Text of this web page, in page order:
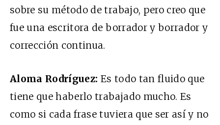
sobre su método de trabajo, pero creo que
fue una escritora de borrador y borrador y
corrección continua.
Aloma Rodríguez: Es todo tan fluido que
tiene que haberlo trabajado mucho. Es
como si cada frase tuviera que ser así y no